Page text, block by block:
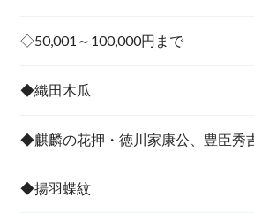
その他
その他
◇50,001～100,000円まで
◆織田木瓜
◆麒麟の花押・徳川家康公、豊臣秀
◆揚羽蝶紋